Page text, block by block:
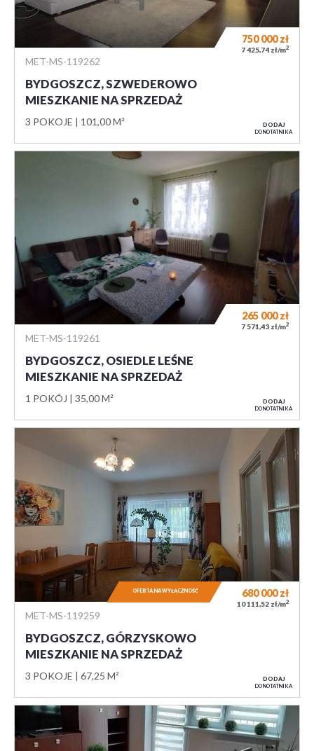
MET-MS-119262
BYDGOSZCZ, SZWEDEROWO
MIESZKANIE NA SPRZEDAŻ
3 POKOJE 101,00 M²
750 000zł
7 425,74 zł/m2
DODAJ
DO NOTATNIKA
MET-MS-119261
BYDGOSZCZ, OSIEDLE LEŚNE
MIESZKANIE NA SPRZEDAŻ
1 POKÓJ 35,00 M²
265 000zł
7 571,43 zł/m2
DODAJ
DO NOTATNIKA
MET-MS-119259
BYDGOSZCZ, GÓRZYSKOWO
MIESZKANIE NA SPRZEDAŻ
3 POKOJE 67,25 M²
680 000zł
10 111,52 zł/m2
OFERTA NA WYŁĄCZNOŚĆ
DODAJ
DO NOTATNIKA